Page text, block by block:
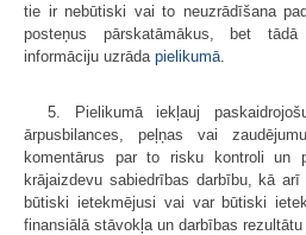
tie ir nebūtiski vai to neuzrādīšana
posteņus pārskatāmākus, bet
informāciju uzrāda pielikumā
5. Pielikumā iekļauj
ārpusbilances, peļņas vai
komentārus par to risku kontroli un
krājaizdevu sabiedrības darbību, kā
būtiski ietekmējusi vai var būtiski
finansiālā stāvokļa un darbības rezultātu